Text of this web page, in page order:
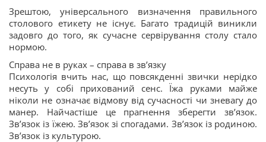
Зрештою, універсального визначення правильного
столового етикету не існує. Багато традицій виникли
задовго до того, як сучасне сервірування столу стало
нормою.
Справа не в руках – справа в зв’язку
Психологія вчить нас, що повсякденні звички нерідко
несуть у собі прихований сенс. Їжа руками майже
ніколи не означає відмову від сучасності чи зневагу до
манер. Найчастіше це прагнення зберегти зв’язок.
Зв’язок із їжею. Зв’язок зі спогадами. Зв’язок із родиною.
Зв’язок із культурою.